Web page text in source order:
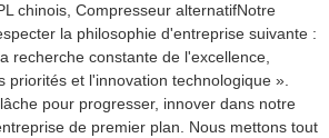
chinois, Compresseur alternatifNotre
la philosophie d'entreprise suivante :
recherche constante de l'excellence,
et l'innovation technologique ».
pour progresser, innover dans notre
de premier plan. Nous mettons tout